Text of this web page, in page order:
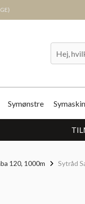
Symønstre
120, 1000m Sytråd